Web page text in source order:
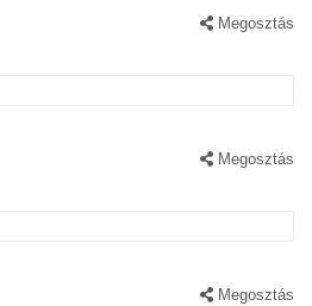
Megosztás
Megosztás
Megosztás